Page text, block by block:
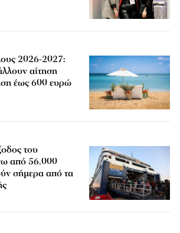
2026-2027:
αίτηση
έως 600 ευρώ
του
από 56.000
σήμερα από τα